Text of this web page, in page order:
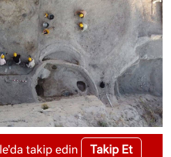
takip edin Takip Et